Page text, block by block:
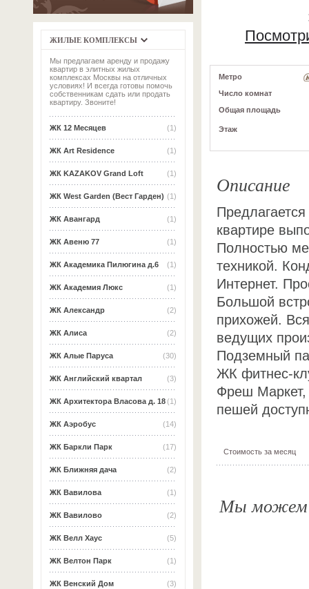
ЖИЛЫЕ КОМПЛЕКСЫ
Мы предлагаем аренду и продажу
квартир в элитных жилых
комплексах Москвы на отличных
условиях! И всегда готовы помочь
собственникам сдать или продать
квартиру. Звоните!
(1)
ЖК 12 Месяцев
(1)
ЖК Art Residence
(1)
ЖК KAZAKOV Grand Loft
(1)
ЖК West Garden (Вест Гарден)
(1)
ЖК Авангард
(1)
ЖК Авеню 77
(1)
ЖК Академика Пилюгина д.6
(1)
ЖК Академия Люкс
(2)
ЖК Александр
(2)
ЖК Алиса
(30)
ЖК Алые Паруса
(3)
ЖК Английский квартал
(1)
ЖК Архитектора Власова д. 18
(14)
ЖК Аэробус
(17)
ЖК Баркли Парк
(2)
ЖК Ближняя дача
(1)
ЖК Вавилова
(2)
ЖК Вавилово
(5)
ЖК Велл Хаус
(1)
ЖК Велтон Парк
(3)
ЖК Венский Дом
Метро
Число комнат
Общая площадь
Этаж
Описание
квартире
Полностью
техникой.
Интернет.
Большой
прихожей.
ведущих
Подземный
ЖК фитнес-
Фреш Маркет,
пешей
Стоимость за месяц
Мы можем